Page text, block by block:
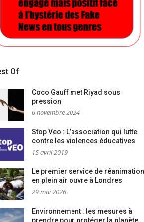
Of
Coco Gauff met Riyad sous
pression
6 novembre 2024
Stop Veo : L’association qui lutte
contre les violences éducatives
15 avril 2019
Le premier service de réanimation
en plein air ouvre à Londres
29 mai 2026
Environnement : les mesures à
prendre pour protéger la planète